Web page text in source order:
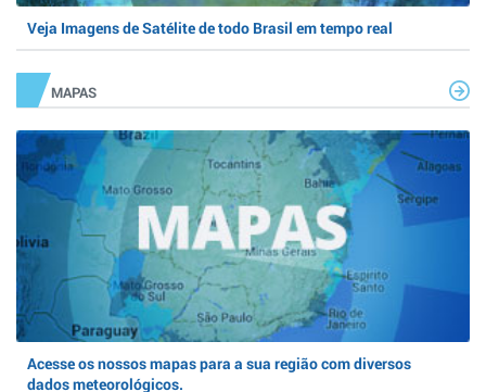
Veja Imagens de Satélite de todo Brasil em tempo real
MAPAS
Acesse os nossos mapas para a sua região com diversos
dados meteorológicos.